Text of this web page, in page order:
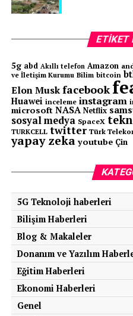
ETIKET
5g abd Akıllı telefon Amazon
ve İletişim Kurumu Bilim bitcoin
Elon Muskfacebook
Huawei inceleme instagram
microsoft NASA Netflix
sosyal medya SpaceX
TURKCELL twitter Türk
yapay zeka youtube Çin
5G Teknoloji haberleri
Bilişim Haberleri
Blog & Makaleler
Donanım ve Yazılım
Eğitim Haberleri
Ekonomi Haberleri
Genel